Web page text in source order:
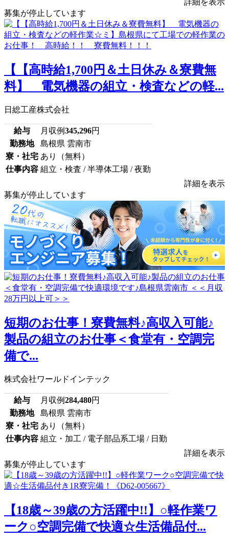
詳細を表示
募集が停止しています
【【高時給1,700円＆土日休み＆寮費無
料】 電気機器の組立・検査などの軽...
日総工産株式会社
給与 月収例345,296円
勤務地
島根県 雲南市
寮・社宅 あり（無料）
仕事内容 組立・検査 / 半導体工場 / 夜勤
詳細を表示
募集が停止しています
短期のお仕事！寮費無料♪高収入可能♪
製品の組立のお仕事＜食堂有・空調完
備で...
株式会社ワールドインテック
給与 月収例284,480円
勤務地
島根県 雲南市
寮・社宅 あり（無料）
仕事内容 組立・加工 / 電子部品系工場 / 日勤
詳細を表示
募集が停止しています
【18歳～39歳の方活躍中!!】○軽作業ワ
ーク○空調完備で快適☆生活備品付...